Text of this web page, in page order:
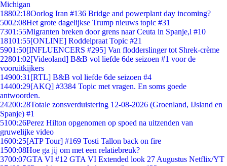
Michigan
18802:18Oorlog Iran #136 Bridge and powerplant day incoming?
5002:08Het grote dagelijkse Trump nieuws topic #31
7301:55Migranten breken door grens naar Ceuta in Spanje,l #10
18101:55[ONLINE] Roddelpraat Topic #21
5901:50[INFLUENCERS #295] Van flodderslinger tot Shrek-crème
22801:02[Videoland] B&B vol liefde 6de seizoen #1 voor de
vooruitkijkers
14900:31 [RTL] B&B vol liefde 6de seizoen #4
14400:29[AKQ] #3384 Topic met vragen. En soms goede
antwoorden.
24200:28Totale zonsverduistering 12-08-2026 (Groenland, IJsland en
Spanje) #1
5100:26Perez Hilton opgenomen op spoed na uitzenden van
gruwelijke video
1600:25[ATP Tour] #169 Tosti Tallon back on fire
1500:08Hoe ga jij om met een relatiebreuk?
3700:07GTA VI #12 GTA VI Extended look 27 Augustus Netflix/YT